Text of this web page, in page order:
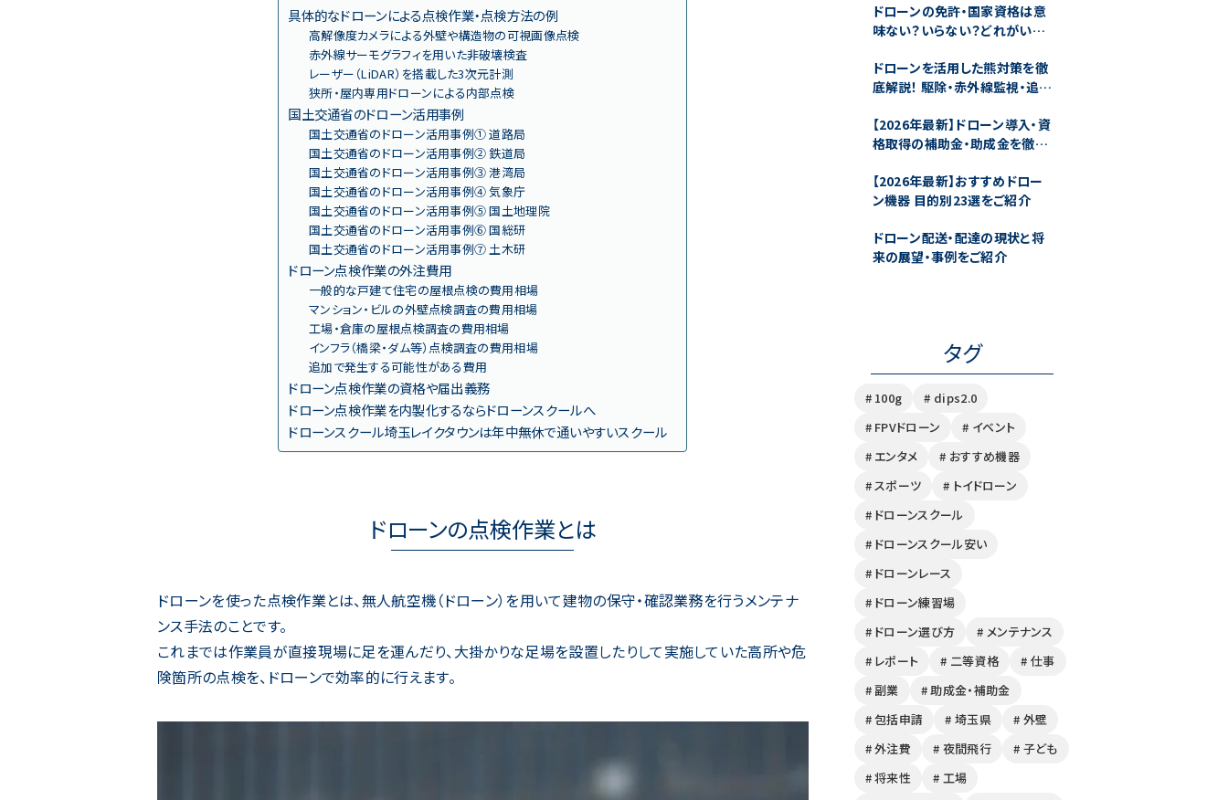
具体的なドローンによる点検作業・点検方法の例
高解像度カメラによる外壁や構造物の可視画像点検
赤外線サーモグラフィを用いた非破壊検査
レーザー（LiDAR）を搭載した3次元計測
狭所・屋内専用ドローンによる内部点検
国土交通省のドローン活用事例
国土交通省のドローン活用事例① 道路局
国土交通省のドローン活用事例② 鉄道局
国土交通省のドローン活用事例③ 港湾局
国土交通省のドローン活用事例④ 気象庁
国土交通省のドローン活用事例⑤ 国土地理院
国土交通省のドローン活用事例⑥ 国総研
国土交通省のドローン活用事例⑦ 土木研
ドローン点検作業の外注費用
一般的な戸建て住宅の屋根点検の費用相場
マンション・ビルの外壁点検調査の費用相場
工場・倉庫の屋根点検調査の費用相場
インフラ（橋梁・ダム等）点検調査の費用相場
追加で発生する可能性がある費用
ドローン点検作業の資格や届出義務
ドローン点検作業を内製化するならドローンスクールへ
ドローンスクール埼玉レイクタウンは年中無休で通いやすいスクール
ドローンの点検作業とは
ドローンを使った点検作業とは、無人航空機（ドローン）を用いて建物の保守・確認業務を行うメンテナ
ンス手法のことです。
これまでは作業員が直接現場に足を運んだり、大掛かりな足場を設置したりして実施していた高所や危
険箇所の点検を、ドローンで効率的に行えます。
ドローンの免許・国家資格は意
味ない？いらない？どれがい
ドローンを活用した熊対策を徹
底解説！ 駆除・赤外線監視・追い
【2026年最新】ドローン導入・資
格取得の補助金・助成金を徹底
【2026年最新】おすすめドロー
ン機器 目的別23選をご紹介
ドローン配送・配達の現状と将
来の展望・事例をご紹介
タグ
# 100g
# dips2.0
# FPVドローン
# イベント
# エンタメ
# おすすめ機器
# スポーツ
# トイドローン
# ドローンスクール
# ドローンスクール安い
# ドローンレース
# ドローン練習場
# ドローン選び方
# メンテナンス
# レポート
# 二等資格
# 仕事
# 副業
# 助成金・補助金
# 包括申請
# 埼玉県
# 外壁
# 外注費
# 夜間飛行
# 子ども
# 将来性
# 工場